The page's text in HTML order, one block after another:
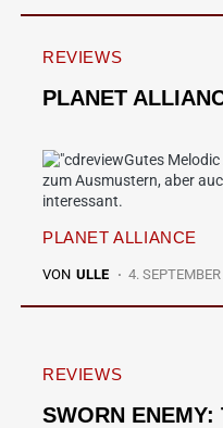
REVIEWS
PLANET
Gutes
zum Ausmustern, aber
interessant.
PLANET ALLIANCE
VON ULLE 4.
REVIEWS
SWORN